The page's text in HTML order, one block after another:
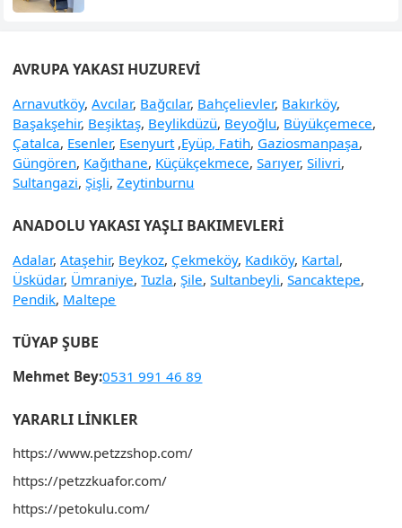
AVRUPA YAKASI HUZUREVI
Arnavutköy,Avcılar, Bağcılar, Bahçelievler, Bakırköy,
Başakşehir, Beşiktaş, Beylikdüzü, Beyoğlu, Büyükçemece,
Çatalca, Esenler, Esenyurt,Eyüp, Fatih, Gaziosmanpaşa,
Güngören, Kağıthane, Küçükçekmece,Sarıyer,Silivri,
Sultangazi,Şişli,Zeytinburnu
ANADOLU YAKASI YAŞLI BAKIMEVLERI
Adalar,Ataşehir, Beykoz, Çekmeköy, Kadıköy, Kartal,
Üsküdar, Ümraniye,Tuzla,Şile,Sultanbeyli,Sancaktepe,
Pendik, Maltepe
TÜYAP ŞUBE
Mehmet Bey:0531 991 46 89
YARARLI LINKLER
https://www.petzzshop.com/
https://petzzkuafor.com/
https://petokulu.com/